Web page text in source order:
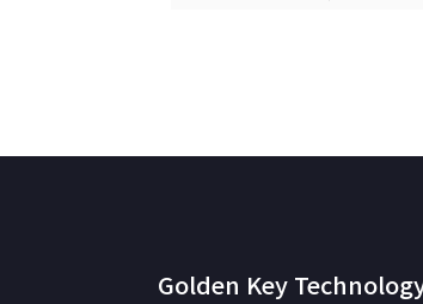
Golden Key